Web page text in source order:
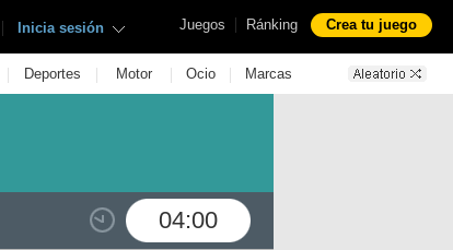
Juegos | Ránking Crea tu juego
| Inicia sesión
| Deportes | Motor | Ocio | Marcas
04:00